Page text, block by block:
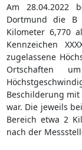
Am 28.04.2022
Dortmund die
Kilometer 6,770
Kennzeichen
zugelassene
Ortschaften
Beschilderung
war. Die jeweils
Bereich etwa 2
nach der